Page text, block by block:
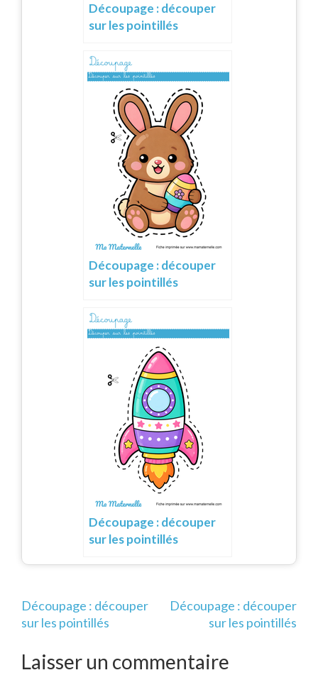
Découpage : découper
sur les pointillés
Découpage : découper
sur les pointillés
Découpage : découper
sur les pointillés
Navigation
de
Découpage : découper
sur les pointillés
Découpage : découper
sur les pointillés
Laisser un commentaire